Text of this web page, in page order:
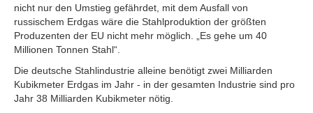
nicht nur den Umstieg gefährdet, mit dem Ausfall von
russischem Erdgas wäre die Stahlproduktion der größten
Produzenten der EU nicht mehr möglich. „Es gehe um 40
Millionen Tonnen Stahl“.
Die deutsche Stahlindustrie alleine benötigt zwei Milliarden
Kubikmeter Erdgas im Jahr - in der gesamten Industrie sind pro
Jahr 38 Milliarden Kubikmeter nötig.